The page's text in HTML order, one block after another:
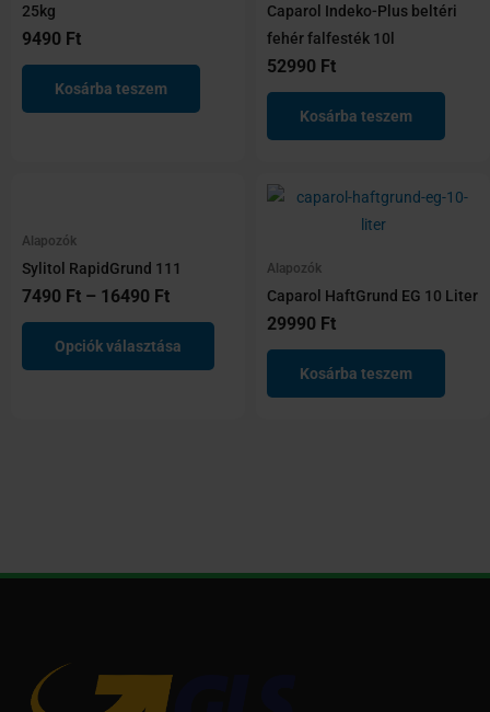
25kg
9490 Ft
Kosárba teszem
Caparol Indeko-Plus beltéri
fehér falfesték 10l
52990 Ft
Kosárba teszem
Alapozók
Sylitol RapidGrund 111
7490 Ft – 16490 Ft
Ártartomány:
16490 Ft
Opciók választása
variációja
van.
Alapozók
Caparol HaftGrund EG 10 Liter
29990 Ft
Kosárba teszem